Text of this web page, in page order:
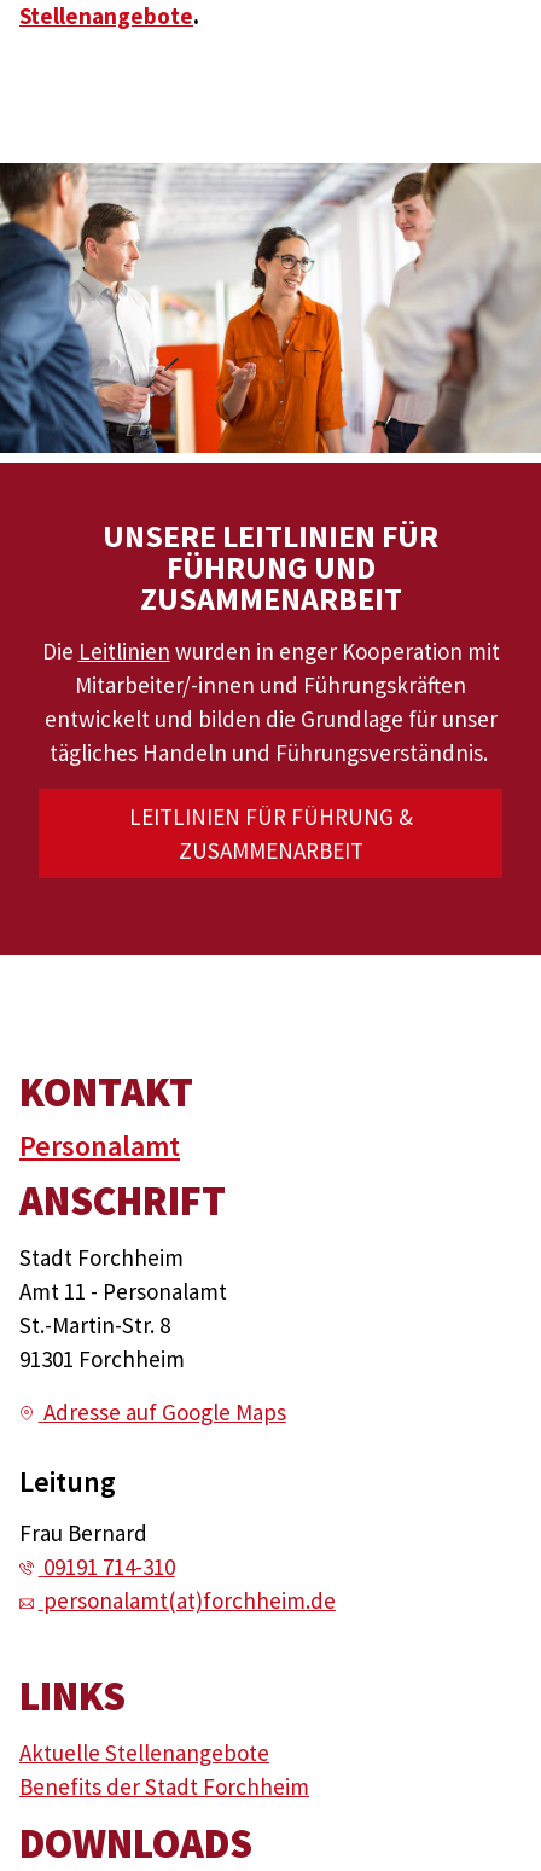
Stellenangebote.
UNSERE LEITLINIEN FÜR
FÜHRUNG UND
ZUSAMMENARBEIT
Die Leitlinien wurden in enger Kooperation mit
Mitarbeiter/-innen und Führungskräften
entwickelt und bilden die Grundlage für unser
tägliches Handeln und Führungsverständnis.
LEITLINIEN FÜR FÜHRUNG &
ZUSAMMENARBEIT
KONTAKT
Personalamt
ANSCHRIFT
Stadt Forchheim
Amt 11 - Personalamt
St.-Martin-Str. 8
91301 Forchheim
Adresse auf Google Maps
Leitung
Frau Bernard
09191 714-310
personalamt(at)forchheim.de
LINKS
Aktuelle Stellenangebote
Benefits der Stadt Forchheim
DOWNLOADS